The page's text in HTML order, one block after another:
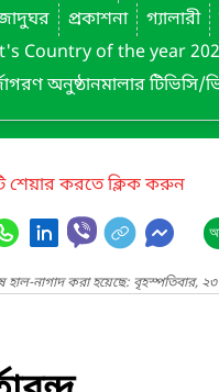
জাদুঘর
প্রকাশনা গ্যালারী
Country of the year
অনুষ্ঠানমালার টিভিসি/
শেয়ার করতে ক্লিক করুন
হাল-নাগাদ করা হয়েছে: বৃহস্পতিবার,